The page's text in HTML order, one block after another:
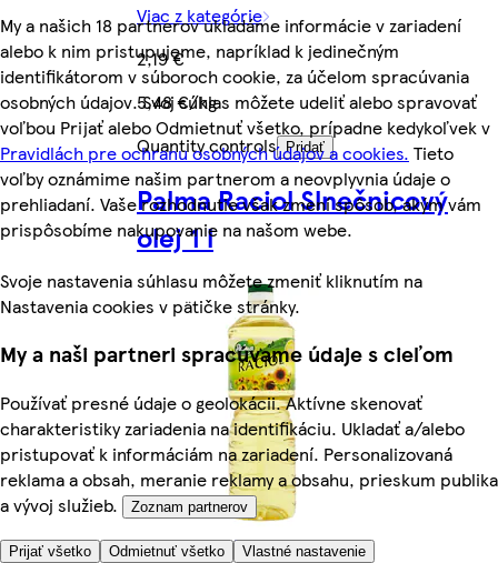
My a našich 18 partnerov ukladáme informácie v zariadení
alebo k nim pristupujeme, napríklad k jedinečným
identifikátorom v súboroch cookie, za účelom spracúvania
osobných údajov. Svoj súhlas môžete udeliť alebo spravovať
voľbou Prijať alebo Odmietnuť všetko, prípadne kedykoľvek v
Pravidlách pre ochranu osobných údajov a cookies. Tieto
voľby oznámime našim partnerom a neovplyvnia údaje o
prehliadaní. Vaše rozhodnutie však zmení spôsob, akým vám
prispôsobíme nakupovanie na našom webe.
Svoje nastavenia súhlasu môžete zmeniť kliknutím na
Nastavenia cookies v pätičke stránky.
My a naši partneri spracúvame údaje s cieľom
Používať presné údaje o geolokácii. Aktívne skenovať
charakteristiky zariadenia na identifikáciu. Ukladať a/alebo
pristupovať k informáciám na zariadení. Personalizovaná
reklama a obsah, meranie reklamy a obsahu, prieskum publika
a vývoj služieb.
Zoznam partnerov
Prijať všetko Odmietnuť všetko Vlastné nastavenie
Viac z kategórie
2,19 €
5,48 €/kg
Quantity controls Pridať
Palma Raciol Slnečnicový
olej 1 l
Viac z kategórie